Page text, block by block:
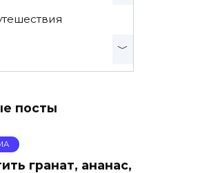
посты
гранат, ананас,